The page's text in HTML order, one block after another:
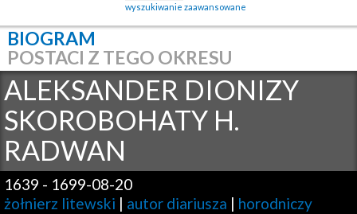
wyszukiwanie zaawansowane
BIOGRAM
POSTACI Z TEGO OKRESU
ALEKSANDER DIONIZY
SKOROBOHATY H.
RADWAN
1639 - 1699-08-20
żołnierz litewski | autor diariusza | horodniczy